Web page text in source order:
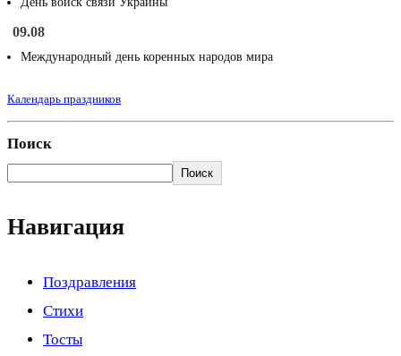
09.08
Международный день коренных народов мира
Календарь праздников
Поиск
Поиск
Навигация
Поздравления
Стихи
Тосты